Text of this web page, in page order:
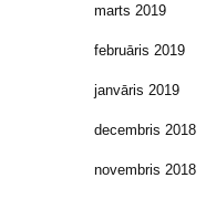
marts 2019
februāris 2019
janvāris 2019
decembris 2018
novembris 2018